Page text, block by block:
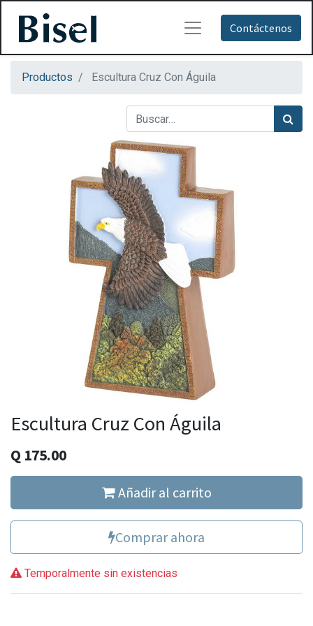
Contáctenos
Productos Escultura Cruz Con Águila
Escultura Cruz Con Águila
Q 175.00
Añadir al carrito
Comprar ahora
Temporalmente sin existencias